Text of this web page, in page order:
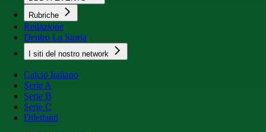
Rubriche
Redazione
Dentro La Storia
I siti del nostro network
Calcio Italiano
Serie A
Serie B
Serie C
Dilettanti